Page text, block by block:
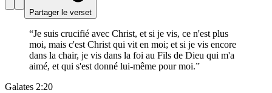
Partager le verset
“Je suis crucifié avec Christ, et si je vis, ce n'est plus
moi, mais c'est Christ qui vit en moi; et si je vis encore
dans la chair, je vis dans la foi au Fils de Dieu qui m'a
aimé, et qui s'est donné lui-même pour moi.”
Galates 2:20